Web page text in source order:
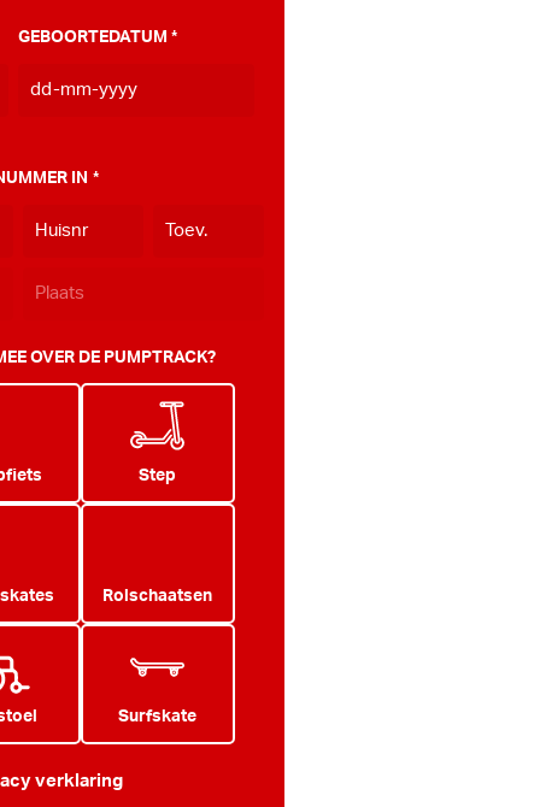
GEBOORTEDATUM *
MM
IN *
OVER DE PUMPTRACK?
Step
Rolschaatsen
Surfskate
verklaring